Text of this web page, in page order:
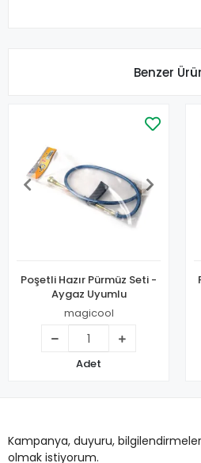
Benzer
Poşetli Hazır Pürmüz Seti -
Aygaz Uyumlu
magicool
Adet
Kampanya, duyuru,
olmak istiyorum.